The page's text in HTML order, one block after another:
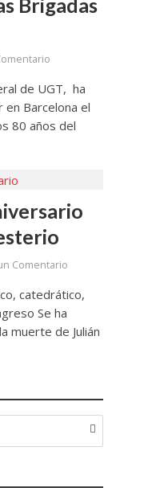
Brigadas
de UGT, ha
en Barcelona el
80 años del
Comentario
catedrático,
Se ha
muerte de Julián